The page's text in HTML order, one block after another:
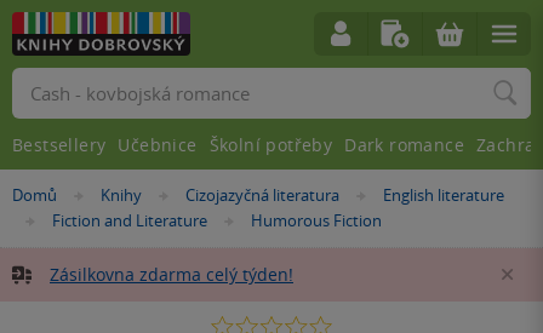
Nacházíte
Domů »Knihy »Cizojazyčná literatura »English literature
»Fiction and Literature »Humorous Fiction
Zásilkovna zdarma celý týden!
0.0
Vyhledávání
Bestsellery Učebnice Školní potřeby Dark romance